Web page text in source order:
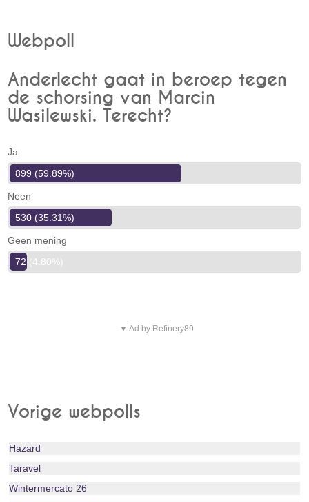
Webpoll
Anderlecht gaat in beroep tegen
de schorsing van Marcin
Wasilewski. Terecht?
Ja
899 (59.89%)
Neen
530 (35.31%)
Geen mening
72 (4.80%)
▼ Ad by Refinery89
Vorige webpolls
Hazard
Taravel
Wintermercato 26